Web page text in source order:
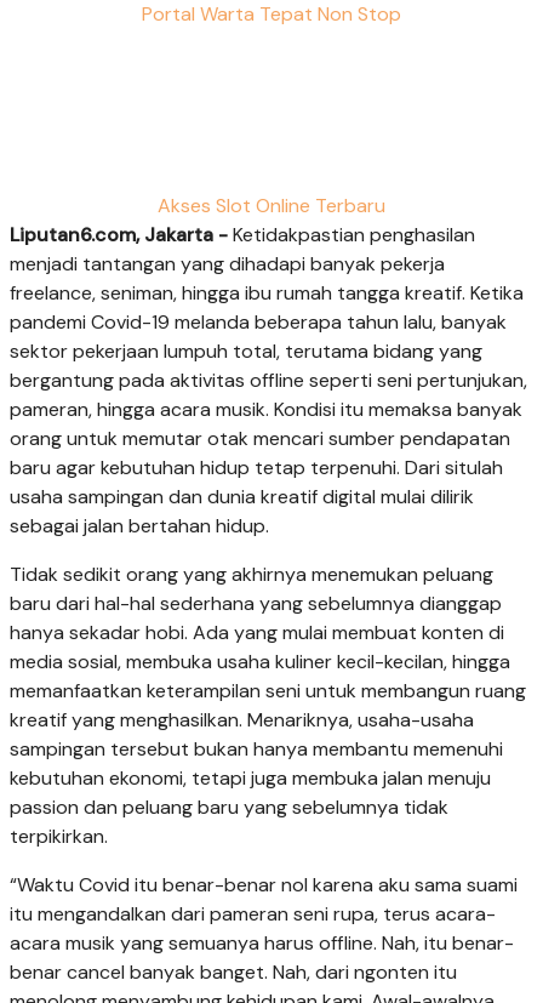
Portal Warta Tepat Non Stop
Akses Slot Online Terbaru
Liputan6.com, Jakarta -Ketidakpastian penghasilan
menjadi tantangan yang dihadapi banyak pekerja
freelance, seniman, hingga ibu rumah tangga kreatif. Ketika
pandemi Covid-19 melanda beberapa tahun lalu, banyak
sektor pekerjaan lumpuh total, terutama bidang yang
bergantung pada aktivitas offline seperti seni pertunjukan,
pameran, hingga acara musik. Kondisi itu memaksa banyak
orang untuk memutar otak mencari sumber pendapatan
baru agar kebutuhan hidup tetap terpenuhi. Dari situlah
usaha sampingan dan dunia kreatif digital mulai dilirik
sebagai jalan bertahan hidup.
Tidak sedikit orang yang akhirnya menemukan peluang
baru dari hal-hal sederhana yang sebelumnya dianggap
hanya sekadar hobi. Ada yang mulai membuat konten di
media sosial, membuka usaha kuliner kecil-kecilan, hingga
memanfaatkan keterampilan seni untuk membangun ruang
kreatif yang menghasilkan. Menariknya, usaha-usaha
sampingan tersebut bukan hanya membantu memenuhi
kebutuhan ekonomi, tetapi juga membuka jalan menuju
passion dan peluang baru yang sebelumnya tidak
terpikirkan.
“Waktu Covid itu benar-benar nol karena aku sama suami
itu mengandalkan dari pameran seni rupa, terus acara-
acara musik yang semuanya harus offline. Nah, itu benar-
benar cancel banyak banget. Nah, dari ngonten itu